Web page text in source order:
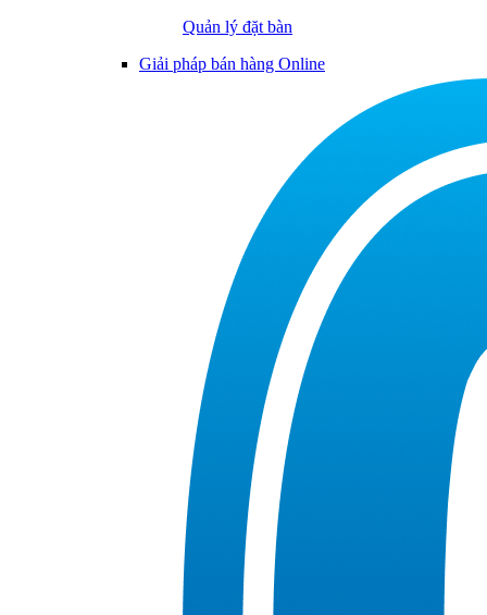
Quản lý đặt bàn
Giải pháp bán hàng Online